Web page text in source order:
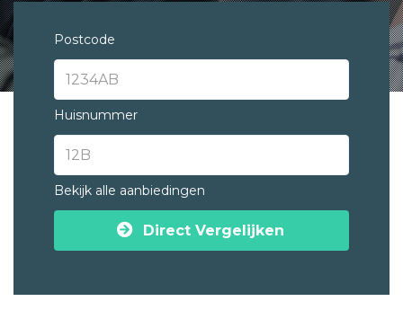
Postcode
Huisnummer
Bekijk alle aanbiedingen
Direct Vergelijken